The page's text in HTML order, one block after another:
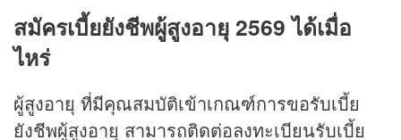
สมัครเบี้ยยังชีพผู้สูงอายุ 2569 ได้เมื่อ
ไหร่
ผู้สูงอายุ ที่มีคุณสมบัติเข้าเกณฑ์การขอรับเบี้ย
ยังชีพผู้สูงอายุ สามารถติดต่อลงทะเบียนรับเบี้ย